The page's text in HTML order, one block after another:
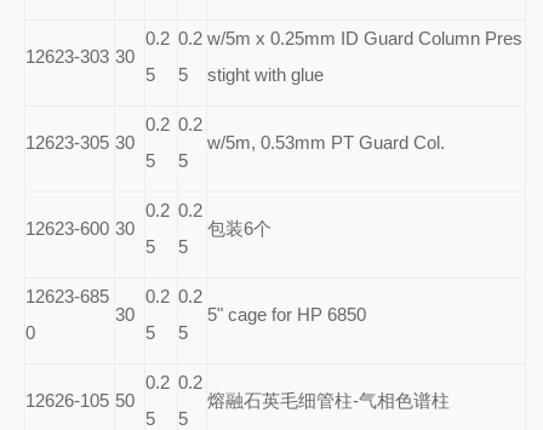
12623-303 30
0.2
5
0.2
5
w/5m x 0.25mm ID Guard Column Pres
stight with glue
12623-305 30
0.2
5
0.2
5
w/5m, 0.53mm PT Guard Col.
12623-600 30
0.2
5
0.2
5
包装6个
12623-685
0
30
0.2
5
0.2
5
5" cage for HP 6850
12626-105 50
0.2
5
0.2
5
熔融石英毛细管柱-气相色谱柱